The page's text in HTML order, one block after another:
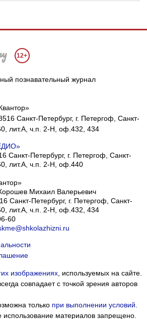
12+
познавательный журнал
Санкт-Петербург, г. Петергоф, Санкт-
лит.А, ч.п. 2-Н, оф.432, 434
Санкт-Петербург, г. Петергоф, Санкт-
лит.А, ч.п. 2-Н, оф.440
Михаил Валерьевич
Санкт-Петербург, г. Петергоф Санкт-
лит.А, ч.п. 2-Н, оф.432, 434
60
изображениях, используемых на сайте.
совпадает с точкой зрения авторов
только при выполнении условий
материалов запрещено.